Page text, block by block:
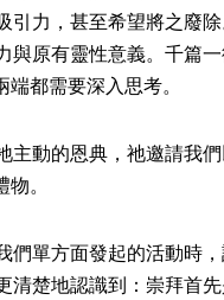
力，甚至希望將之廢
原有靈性意義。千篇
都需要深入思考。
動的恩典，祂邀請我
。
單方面發起的活動時
楚地認識到：崇拜首